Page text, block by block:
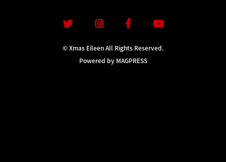
© Xmas Eileen All Rights Reserved.
Powered by MAGPRESS